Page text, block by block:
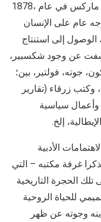
لجريدة شيكاجو تريبيون، زار غرفة مكتب ماركس في عام ،1878
عام على الإنسان
إلى استنتاج
عن وجود شكسبير،
جوته، فولتير، بين؛
وكتب زرقاء (تقارير
وأعمال سياسية
إلخ.
الأدبية
غرفة مكتبه – التي
الحجرة التاريخية
للحياة الروحية
وجوته عن ظهر